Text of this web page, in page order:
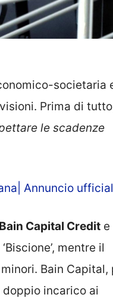
societaria
Prima di
le scadenze
Annuncio
Bain Capital Credit e
mentre il
Bain Capital,
incarico ai